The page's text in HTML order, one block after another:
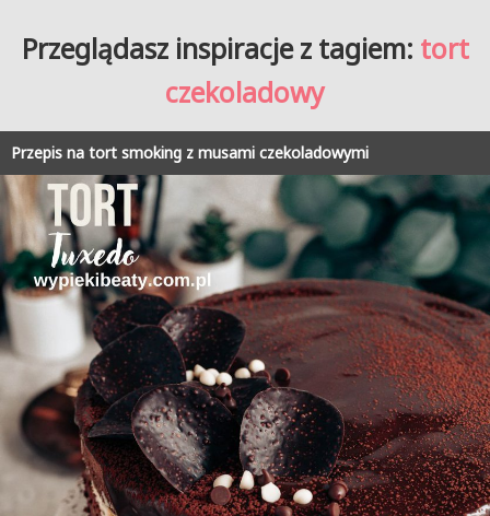
Przeglądasz inspiracje z tagiem: tort
czekoladowy
Przepis na tort smoking z musami czekoladowymi